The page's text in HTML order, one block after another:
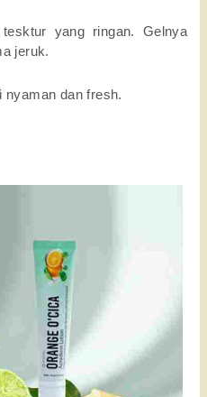
yang ringan. Gelnya
jeruk.
nyaman dan fresh.